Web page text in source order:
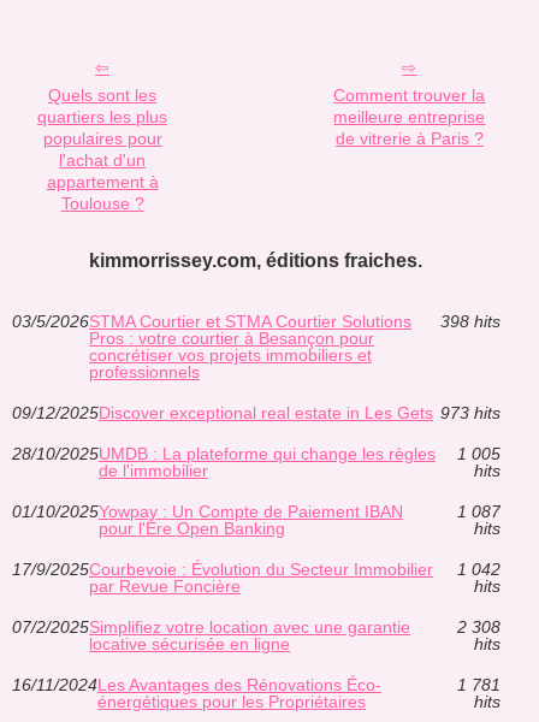
Quels sont les
quartiers les plus
populaires pour
l'achat d'un
appartement à
Toulouse ?
Comment trouver la
meilleure entreprise
de vitrerie à Paris ?
kimmorrissey.com, éditions fraiches.
03/5/2026STMA Courtier et STMA Courtier Solutions
Pros : votre courtier à Besançon pour
concrétiser vos projets immobiliers et
professionnels
398 hits
09/12/2025Discover exceptional real estate in Les Gets 973 hits
28/10/2025UMDB : La plateforme qui change les règles
de l'immobilier
1 005
hits
01/10/2025Yowpay : Un Compte de Paiement IBAN
pour l'Ère Open Banking
1 087
hits
17/9/2025Courbevoie : Évolution du Secteur Immobilier
par Revue Foncière
1 042
hits
07/2/2025Simplifiez votre location avec une garantie
locative sécurisée en ligne
2 308
hits
16/11/2024Les Avantages des Rénovations Éco-
énergétiques pour les Propriétaires
1 781
hits